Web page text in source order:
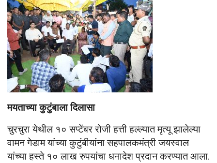
मयताच्या कुटुंबाला दिलासा
चुरचुरा येथील १० सप्टेंबर रोजी हत्ती हल्ल्यात मृत्यू झालेल्या
वामन गेडाम यांच्या कुटुंबीयांना सहपालकमंत्री जयस्वाल
यांच्या हस्ते १० लाख रुपयांचा धनादेश प्रदान करण्यात आला.